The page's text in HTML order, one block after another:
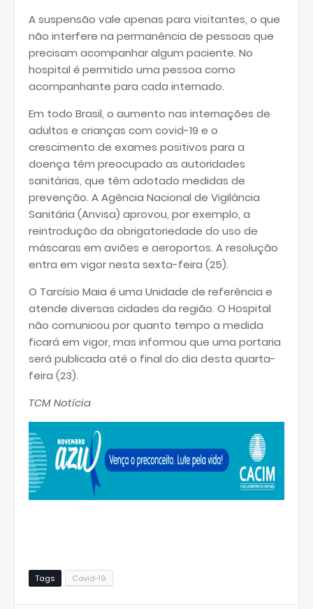
A suspensão vale apenas para visitantes, o que
não interfere na permanência de pessoas que
precisam acompanhar algum paciente. No
hospital é permitido uma pessoa como
acompanhante para cada internado.
Em todo Brasil, o aumento nas internações de
adultos e crianças com covid-19 e o
crescimento de exames positivos para a
doença têm preocupado as autoridades
sanitárias, que têm adotado medidas de
prevenção. A Agência Nacional de Vigilância
Sanitária (Anvisa) aprovou, por exemplo, a
reintrodução da obrigatoriedade do uso de
máscaras em aviões e aeroportos. A resolução
entra em vigor nesta sexta-feira (25).
O Tarcísio Maia é uma Unidade de referência e
atende diversas cidades da região. O Hospital
não comunicou por quanto tempo a medida
ficará em vigor, mas informou que uma portaria
será publicada até o final do dia desta quarta-
feira (23).
TCM Notícia
Tags Covid-19